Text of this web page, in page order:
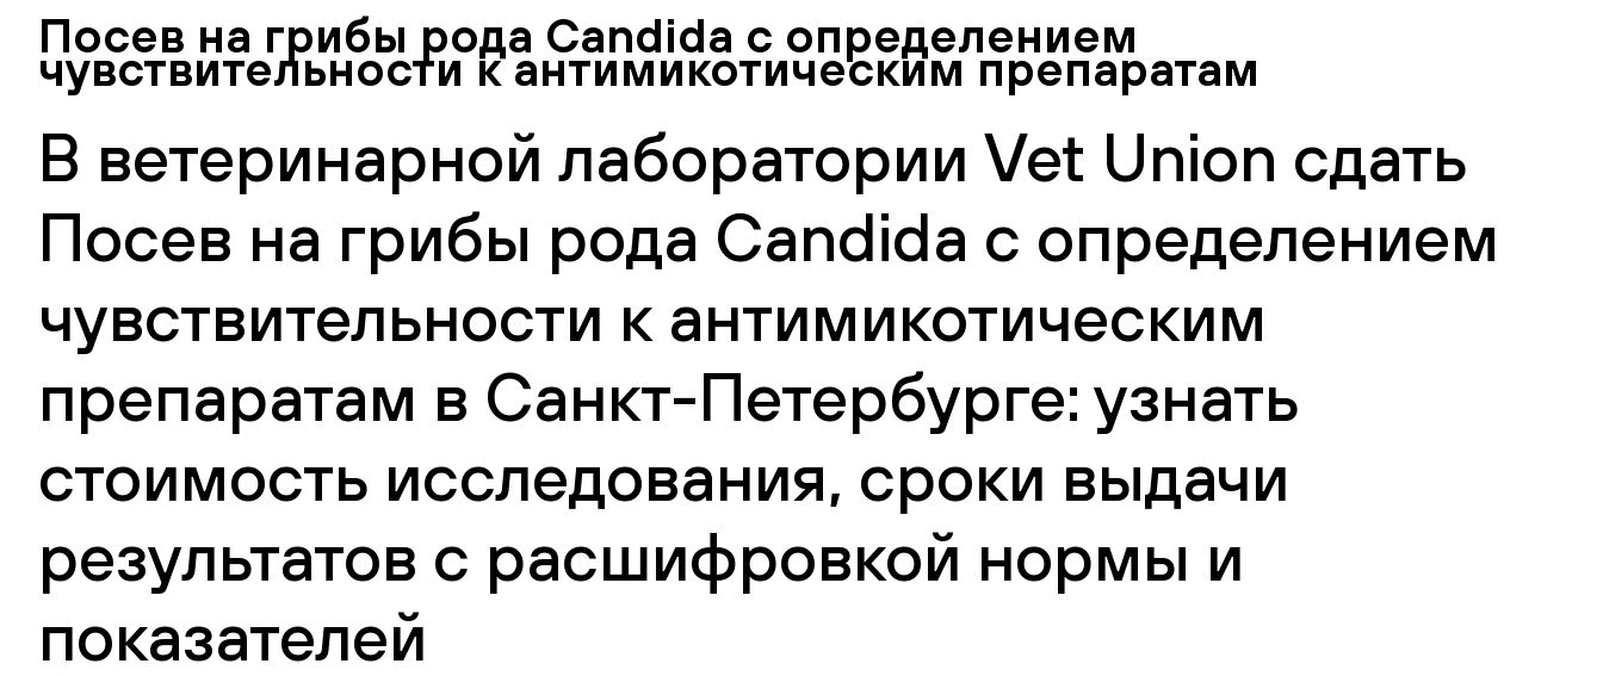
Посев на грибы рода Candida с определением
чувствительности к антимикотическим препаратам
В ветеринарной лаборатории Vet Union сдать
Посев на грибы рода Candida с определением
чувствительности к антимикотическим
препаратам в Санкт-Петербурге: узнать
стоимость исследования, сроки выдачи
результатов с расшифровкой нормы и
показателей